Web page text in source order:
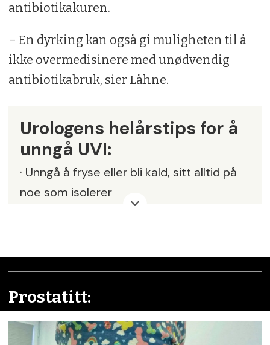
antibiotikakuren.
– En dyrking kan også gi muligheten til å
ikke overmedisinere med unødvendig
antibiotikabruk, sier Låhne.
Urologens helårstips for å
unngå UVI:
· Unngå å fryse eller bli kald, sitt alltid på
noe som isolerer
· Drikk jevnlig
· Ta tranebær i forkant av sitasjoner du
vet kan føre til UVI
Prostatitt: